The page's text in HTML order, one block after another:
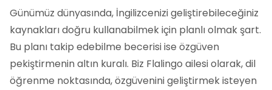
Günümüz dünyasında, İngilizcenizi geliştirebileceğiniz
kaynakları doğru kullanabilmek için planlı olmak şart.
Bu planı takip edebilme becerisi ise özgüven
pekiştirmenin altın kuralı. Biz Flalingo ailesi olarak, dil
öğrenme noktasında, özgüvenini geliştirmek isteyen